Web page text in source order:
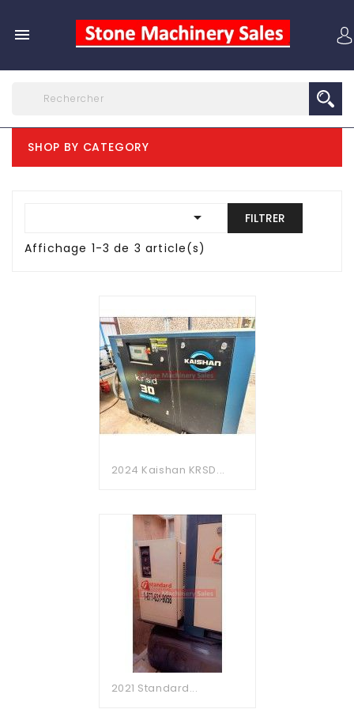

SHOP BY CATEGORY

FILTRER
Affichage 1-3 de 3 article(s)
2024 Kaishan KRSD...
2021 Standard...